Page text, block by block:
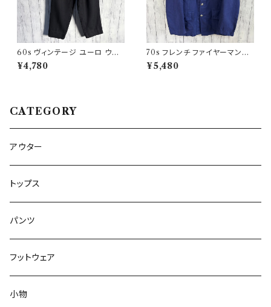
60s ヴィンテージ ユーロ ウー
ルパンツ スラックス ビンテージ
32
¥4,780
70s フレンチ ファイヤーマンジ
ャケット ワークジャケット ヴィン
テージ
¥5,480
CATEGORY
アウター
トップス
パンツ
フットウェア
小物